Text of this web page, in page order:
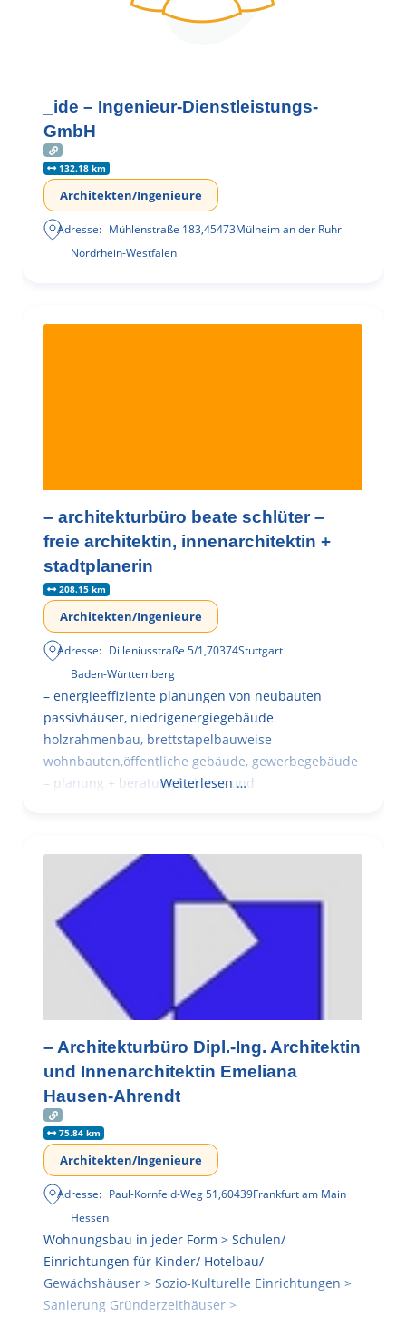
_ide – Ingenieur-Dienstleistungs-
GmbH
132.18 km
Architekten/Ingenieure
Adresse: Mühlenstraße 183,45473Mülheim an der Ruhr
Nordrhein-Westfalen
– architekturbüro beate schlüter –
freie architektin, innenarchitektin +
stadtplanerin
208.15 km
Architekten/Ingenieure
Adresse: Dilleniusstraße 5/1,70374Stuttgart
Baden-Württemberg
– energieeffiziente planungen von neubauten
passivhäuser, niedrigenergiegebäude
holzrahmenbau, brettstapelbauweise
wohnbauten,öffentliche gebäude, gewerbegebäude
– planung + beratung bei an – und
Weiterlesen …
– Architekturbüro Dipl.-Ing. Architektin
und Innenarchitektin Emeliana
Hausen-Ahrendt
75.84 km
Architekten/Ingenieure
Adresse: Paul-Kornfeld-Weg 51,60439Frankfurt am Main
Hessen
Wohnungsbau in jeder Form > Schulen/
Einrichtungen für Kinder/ Hotelbau/
Gewächshäuser > Sozio-Kulturelle Einrichtungen >
Sanierung Gründerzeithäuser >